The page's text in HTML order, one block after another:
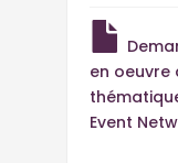
en oeuvre
Event